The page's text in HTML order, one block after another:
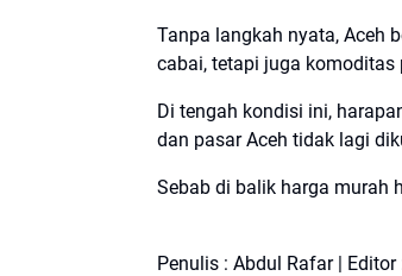
Tanpa langkah nyata, Aceh
cabai, tetapi juga komoditas
Di tengah kondisi ini,
dan pasar Aceh tidak lagi
Sebab di balik harga murah
Penulis : Abdul Rafar | Editor